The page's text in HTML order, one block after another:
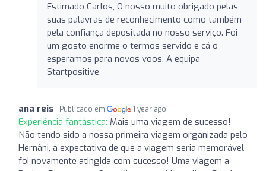
Estimado Carlos, O nosso muito obrigado pelas
suas palavras de reconhecimento como também
pela confiança depositada no nosso serviço. Foi
um gosto enorme o termos servido e cá o
esperamos para novos voos. A equipa
Startpositive
ana reis Publicado em 1 year ago
Experiência fantástica: Mais uma viagem de sucesso!
Não tendo sido a nossa primeira viagem organizada pelo
Hernâni, a expectativa de que a viagem seria memorável
foi novamente atingida com sucesso! Uma viagem a